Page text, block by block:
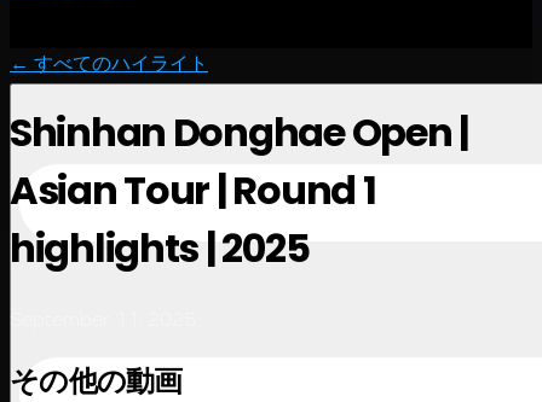
← すべてのハイライト
Shinhan Donghae Open |
Asian Tour | Round 1
highlights | 2025
その他の動画